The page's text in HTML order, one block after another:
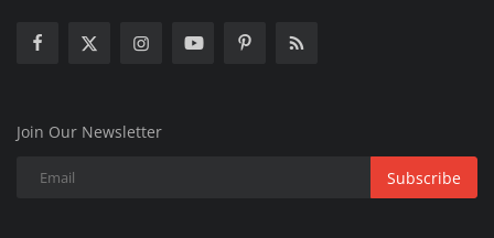
Join Our Newsletter
Subscribe